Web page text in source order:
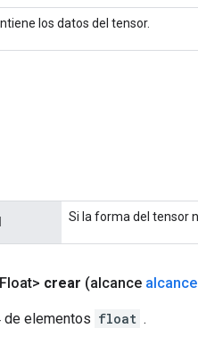
los datos del tensor.
Si la forma del tensor
crear (alcance alcance
de elementos float .